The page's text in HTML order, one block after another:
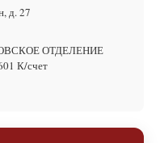
д. 27
ОТДЕЛЕНИЕ
К/счет